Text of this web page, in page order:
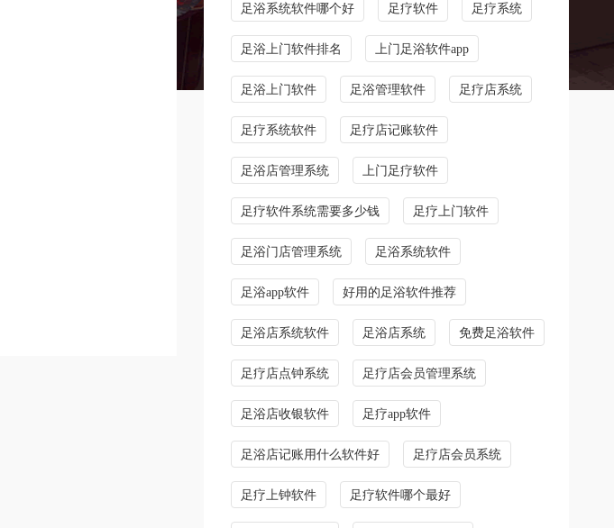
足浴系统软件哪个好 足疗软件 足疗系统
足浴上门软件排名 上门足浴软件app
足浴上门软件 足浴管理软件 足疗店系统
足疗系统软件 足疗店记账软件
足浴店管理系统 上门足疗软件
足疗软件系统需要多少钱 足疗上门软件
足浴门店管理系统 足浴系统软件
足浴app软件 好用的足浴软件推荐
足浴店系统软件 足浴店系统 免费足浴软件
足疗店点钟系统 足疗店会员管理系统
足浴店收银软件 足疗app软件
足浴店记账用什么软件好 足疗店会员系统
足疗上钟软件 足疗软件哪个最好